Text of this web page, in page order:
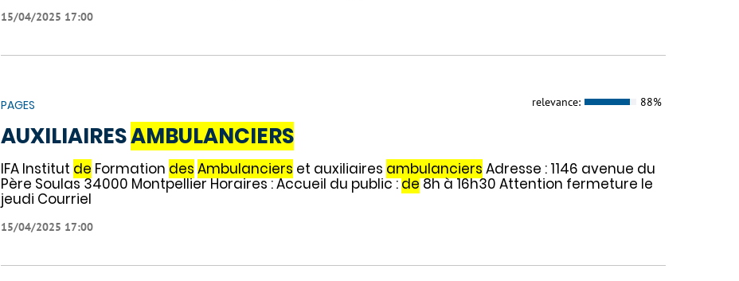
15/04/2025 17:00
PAGES relevance: 88%
AUXILIAIRESAMBULANCIERS
IFA Institut de Formation des Ambulanciers et auxiliaires ambulanciers Adresse : 1146 avenue du
Père Soulas 34000 Montpellier Horaires : Accueil du public :de8h à 16h30 Attention fermeture le
jeudi Courriel
15/04/2025 17:00